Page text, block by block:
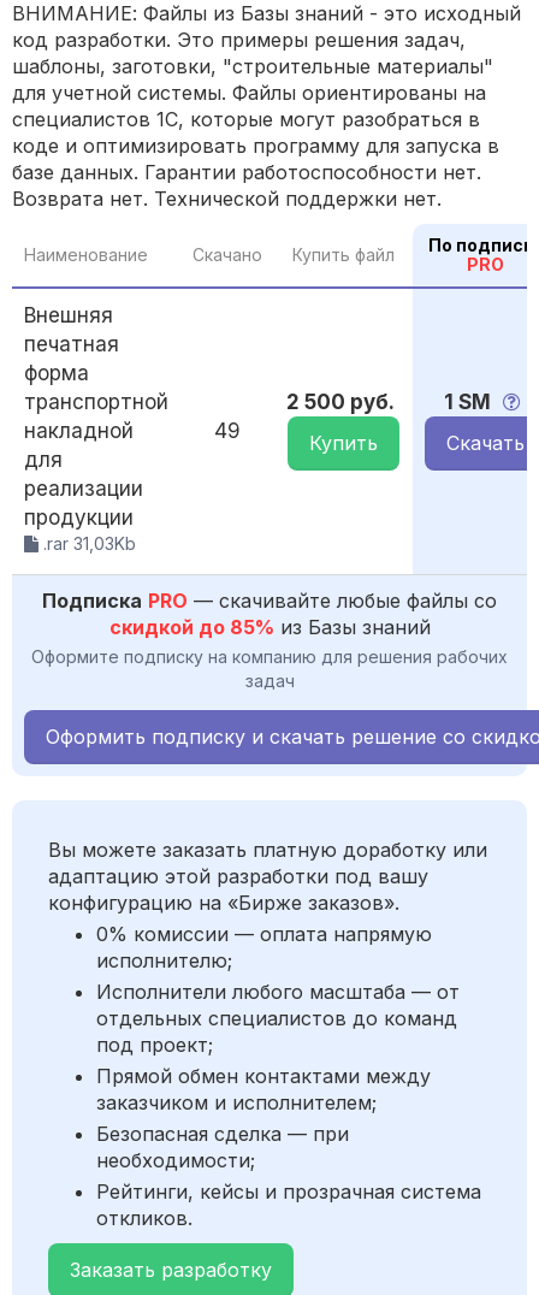
ВНИМАНИЕ: Файлы из Базы знаний - это исходный
код разработки. Это примеры решения задач,
шаблоны, заготовки, "строительные материалы"
для учетной системы. Файлы ориентированы на
специалистов 1С, которые могут разобраться в
коде и оптимизировать программу для запуска в
базе данных. Гарантии работоспособности нет.
Возврата нет. Технической поддержки нет.
Наименование Скачано Купить файл
По
PRO
Внешняя
печатная
форма
транспортной
накладной
для
реализации
продукции
.rar 31,03Kb
49
2 500 руб.
Купить
1 SM
Скачать
Подписка PRO — скачивайте любые файлы со
скидкой до 85% из Базы знаний
Оформите подписку на компанию для решения рабочих
задач
Оформить подписку и скачать решение со
Вы можете заказать платную доработку или
адаптацию этой разработки под вашу
конфигурацию на «Бирже заказов».
0% комиссии — оплата напрямую
исполнителю;
Исполнители любого масштаба — от
отдельных специалистов до команд
под проект;
Прямой обмен контактами между
заказчиком и исполнителем;
Безопасная сделка — при
необходимости;
Рейтинги, кейсы и прозрачная система
откликов.
Заказать разработку